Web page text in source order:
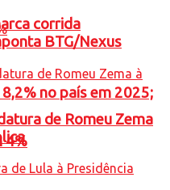
no país em 2025;
4%
corrida
BTG/Nexus
de Romeu Zema